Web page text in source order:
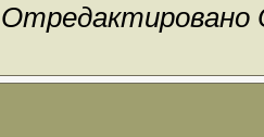
Отредактировано